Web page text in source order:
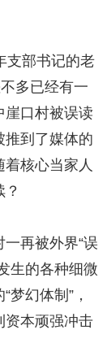
部书记的老
多已经有一
崖口村被误读
推到了媒体的
核心当家人
再被外界“误
生的各种细微
幻体制”，
资本顽强冲击